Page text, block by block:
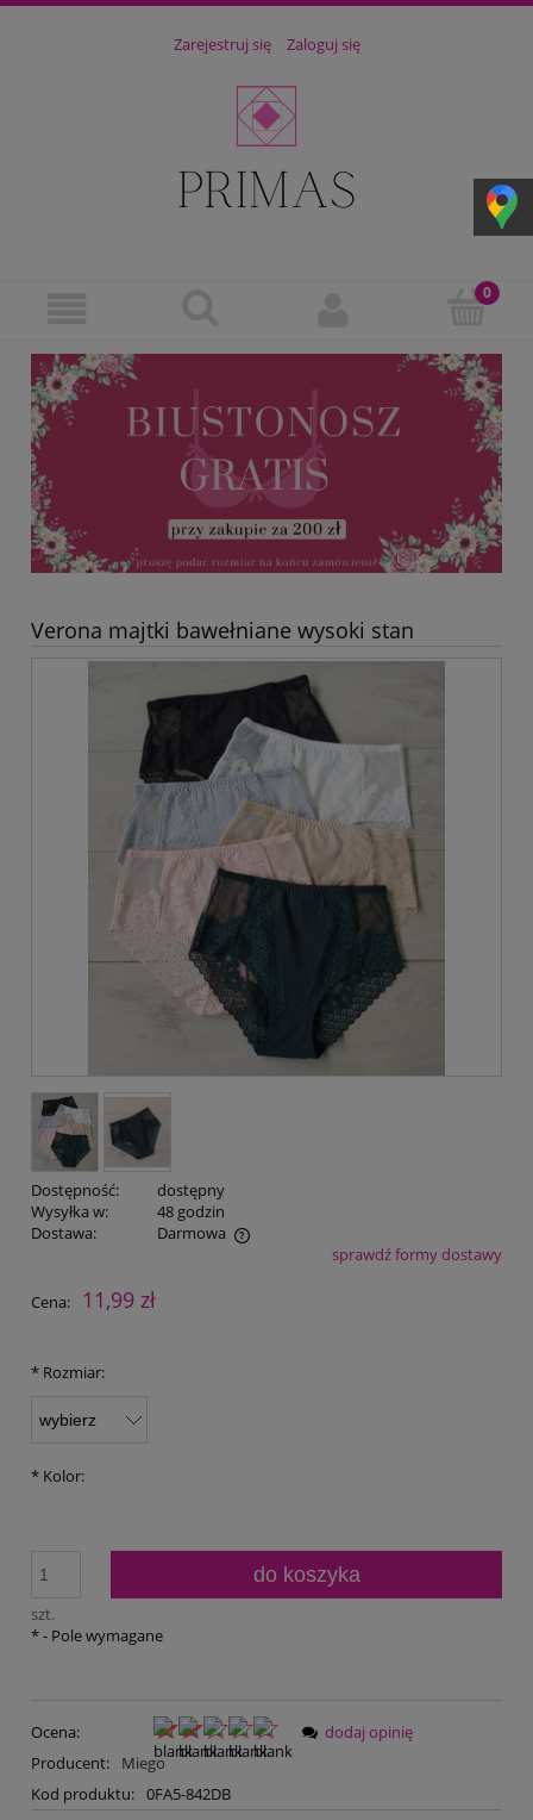
Zarejestruj się Zaloguj się
Verona majtki bawełniane wysoki stan
Dostępność:
dostępny
Wysyłka w:
48 godzin
Dostawa:
Darmowa
Cena nie zawiera ewentualnych kosztów płatnościsprawdź formy dostawy
Cena: 11,99 zł
* Rozmiar:
* Kolor:
szt.
do koszyka
*- Pole wymagane
Ocena:
Producent:
Miego
Kod produktu: 0FA5-842DB
dodaj opinię